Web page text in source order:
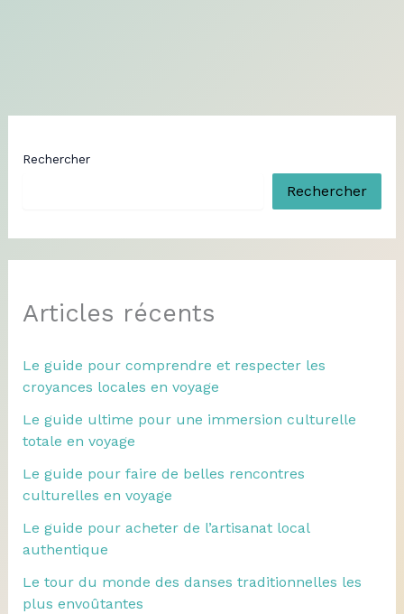
Rechercher
Rechercher
Articles récents
Le guide pour comprendre et respecter les
croyances locales en voyage
Le guide ultime pour une immersion culturelle
totale en voyage
Le guide pour faire de belles rencontres
culturelles en voyage
Le guide pour acheter de l’artisanat local
authentique
Le tour du monde des danses traditionnelles les
plus envoûtantes